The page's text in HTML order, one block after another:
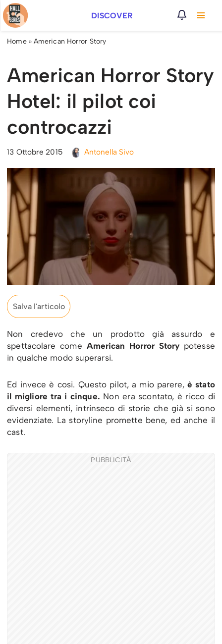
Vai
al
DISCOVER
Home» American Horror Story
American Horror Story
Hotel: il pilot coi
controcazzi
13 Ottobre 2015 Antonella Sivo
Salva l'articolo
Non credevo che un prodotto già assurdo e
spettacolare come American Horror Story potesse
in qualche modo superarsi.
Ed invece è cosi. Questo pilot, a mio parere, è stato
il migliore tra i cinque. Non era scontato, è ricco di
diversi elementi, intrinseco di storie che già si sono
evidenziate. La storyline promette bene, ed anche il
cast.
PUBBLICITÀ